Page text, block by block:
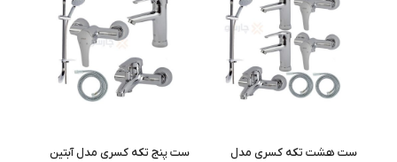
ست هشت تکه کسری مدل
ست پنج تکه کسری مدل آبتین